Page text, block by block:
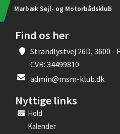
Marbæk Sejl- og Motorbådsklub
Find os her
Strandlystvej 26D, 3600 -
CVR: 34499810
admin@msm-klub.dk
Nyttige links
Hold
Kalender